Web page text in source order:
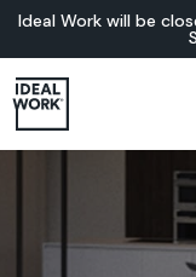
Ideal Work will be